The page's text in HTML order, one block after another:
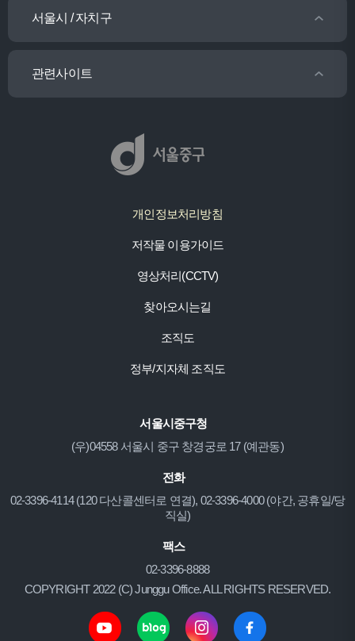
서울시 / 자치구
관련사이트
개인정보처리방침
저작물 이용가이드
영상처리(CCTV)
찾아오시는길
조직도
정부/지자체 조직도
서울시중구청
(우)04558 서울시 중구 창경궁로 17 (예관동)
전화
02-3396-4114 (120 다산콜센터로 연결), 02-3396-4000 (야간, 공휴일/당
직실)
팩스
02-3396-8888
COPYRIGHT 2022 (C) Junggu Office. ALL RIGHTS RESERVED.